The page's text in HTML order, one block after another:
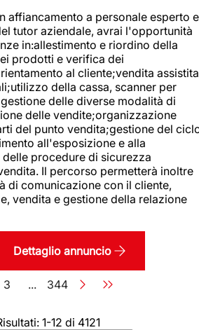
affiancamento a personale esperto e
tutor aziendale, avrai l'opportunità
in:allestimento e riordino della
prodotti e verifica dei
al cliente;vendita assistita
della cassa, scanner per
delle diverse modalità di
delle vendite;organizzazione
del punto vendita;gestione del
all'esposizione e alla
procedure di sicurezza
Il percorso permetterà inoltre
di comunicazione con il cliente,
vendita e gestione della relazione
Dettaglio annuncio
Pagina
3 ... Pagina
344
1-12 di 4121